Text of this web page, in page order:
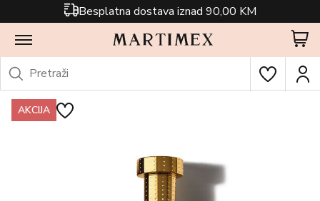
Besplatna dostava iznad 90,00 KM
AKCIJA